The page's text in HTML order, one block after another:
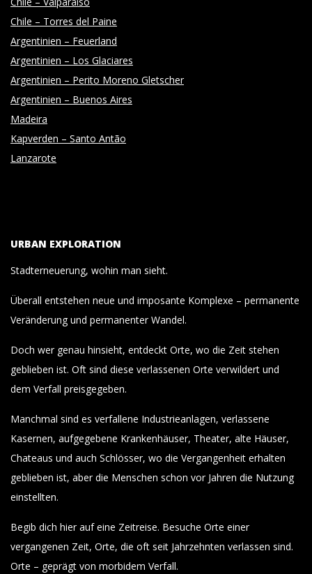
Chile – Torres del Paine
Argentinien – Feuerland
Argentinien – Los Glaciares
Argentinien – Perito Moreno Gletscher
Argentinien – Buenos Aires
Madeira
Kapverden – Santo Antão
Lanzarote
URBAN EXPLORATION
Stadterneuerung, wohin man sieht.
Überall entstehen neue und imposante Komplexe – permanente
Veränderung und permanenter Wandel.
Doch wer genau hinsieht, entdeckt Orte, wo die Zeit stehen
geblieben ist. Oft sind diese verlassenen Orte verwildert und
dem Verfall preisgegeben.
Manchmal sind es verfallene Industrieanlagen, verlassene
Kasernen, aufgegebene Krankenhäuser, Theater, alte Häuser,
Chateaus und auch Schlösser, wo die Vergangenheit erhalten
geblieben ist, aber die Menschen schon vor Jahren die Nutzung
einstellten.
Begib dich hier auf eine Zeitreise. Besuche Orte einer
vergangenen Zeit, Orte, die oft seit Jahrzehnten verlassen sind.
Orte – geprägt von morbidem Verfall.